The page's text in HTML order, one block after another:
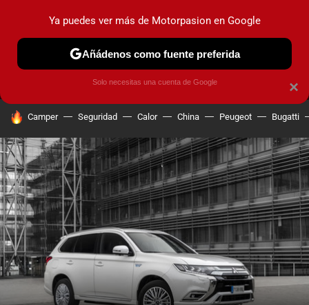
MENÚ NUEVO
COCHES ELÉCTRICOS OBSERVATORIO
HOY SE HABLA DE
Camper Seguridad Calor China Peugeot Bugatti
×
Ya puedes ver más de Motorpasion en Google
Añádenos como fuente preferida
Solo necesitas una cuenta de Google